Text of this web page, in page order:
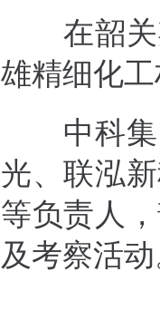
在韶
雄精细化
中科
光、联泓
等负责人
及考察活